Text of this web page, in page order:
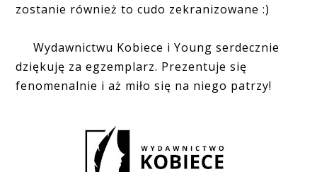
zostanie również to cudo zekranizowane :)
Wydawnictwu Kobiece i Young serdecznie
dziękuję za egzemplarz. Prezentuje się
fenomenalnie i aż miło się na niego patrzy!